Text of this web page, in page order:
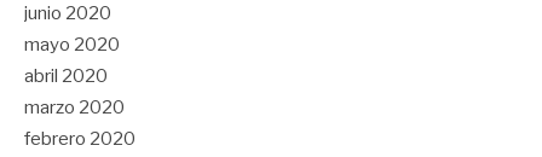
junio 2020
mayo 2020
abril 2020
marzo 2020
febrero 2020